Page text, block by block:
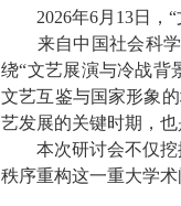
2026年6月13日，“
来自中国社会科学
绕“文艺展演与冷战背
文艺互鉴与国家形象
艺发展的关键时期，
本次研讨会不仅挖掘
秩序重构这一重大学术